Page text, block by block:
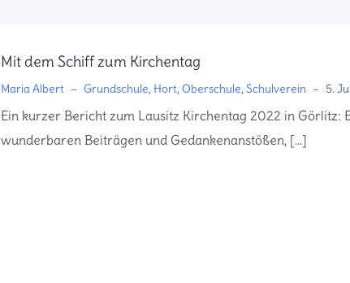
Mit dem Schiff zum Kirchentag
Maria Albert – Grundschule, Hort, Oberschule, Schulverein – 5.
Ein kurzer Bericht zum Lausitz Kirchentag 2022 in Görlitz:
wunderbaren Beiträgen und Gedankenanstößen, […]